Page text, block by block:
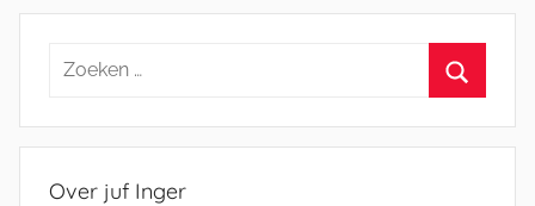
Zoeken
Over juf Inger